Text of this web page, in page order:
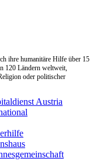
ihre humanitäre Hilfe über 15
120 Ländern weltweit,
oder politischer
Austria